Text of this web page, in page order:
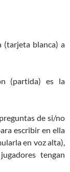
(tarjeta blanca) a
(partida) es la
de si/no
escribir en ella
en voz alta),
tengan